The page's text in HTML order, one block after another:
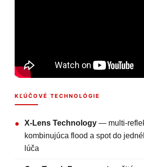
KĽÚČOVÉ TECHNOLÓGIE
● X-Lens Technology — multi-
kombinujúca flood a spot do
lúča